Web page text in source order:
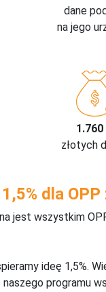
dane
na jego
złotych
dla
jest wszystkim
ideę 1,5%.
programu